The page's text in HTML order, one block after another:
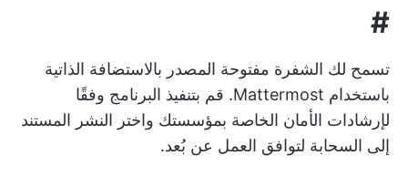
#
تسمح لك الشفرة مفتوحة المصدر بالاستضافة الذاتية
باستخدام Mattermost. قم بتنفيذ البرنامج وفقًا
لإرشادات الأمان الخاصة بمؤسستك واختر النشر المستند
إلى السحابة لتوافق العمل عن بُعد.